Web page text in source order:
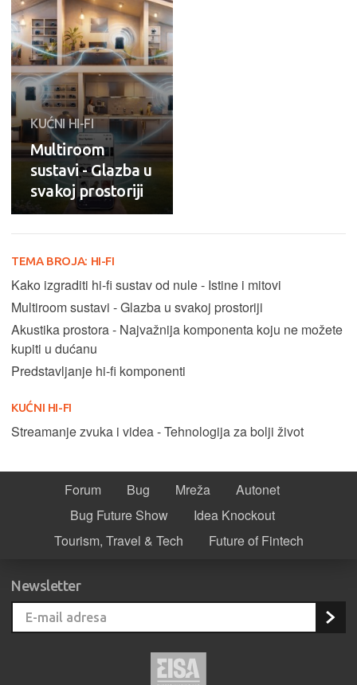
KUĆNI HI-FI
Multiroom
sustavi - Glazba u
svakoj prostoriji
TEMA BROJA: HI-FI
Kako izgraditi hi-fi sustav od nule - Istine i mitovi
Multiroom sustavi - Glazba u svakoj prostoriji
Akustika prostora - Najvažnija komponenta koju ne možete
kupiti u dućanu
Predstavljanje hi-fi komponenti
KUĆNI HI-FI
Streamanje zvuka i videa - Tehnologija za bolji život
Forum Bug Mreža
Autonet
Bug Future Show
Idea Knockout
Tourism, Travel & Tech
Future of Fintech
Newsletter